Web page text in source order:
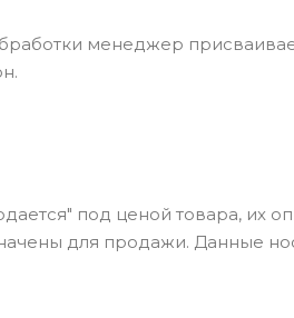
менеджер
под ценой товара, их
для продажи. Данные